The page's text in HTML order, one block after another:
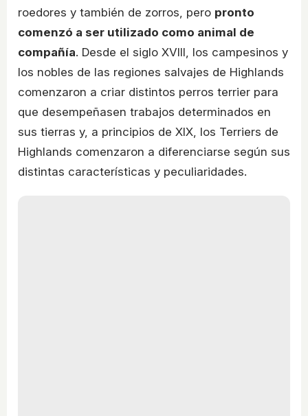
roedores y también de zorros, pero pronto
comenzó a ser utilizado como animal de
compañía. Desde el siglo XVIII, los campesinos y
los nobles de las regiones salvajes de Highlands
comenzaron a criar distintos perros terrier para
que desempeñasen trabajos determinados en
sus tierras y, a principios de XIX, los Terriers de
Highlands comenzaron a diferenciarse según sus
distintas características y peculiaridades.